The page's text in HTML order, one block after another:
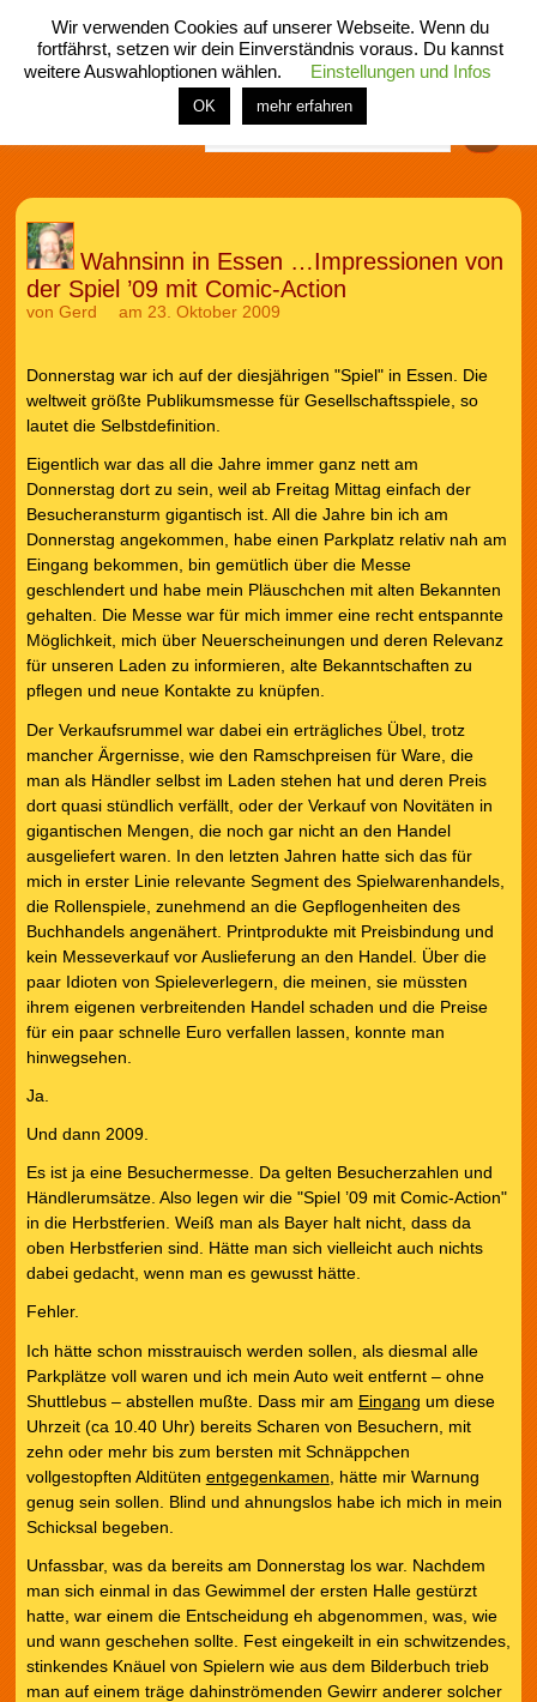
menü
home rubrik buch comic spiel fotos shop
Wahnsinn in Essen …Impressionen von
der Spiel ’09 mit Comic-Action
von Gerd am 23. Oktober 2009
Donnerstag war ich auf der diesjährigen "Spiel" in Essen. Die
weltweit größte Publikumsmesse für Gesellschaftsspiele, so
lautet die Selbstdefinition.
Eigentlich war das all die Jahre immer ganz nett am
Donnerstag dort zu sein, weil ab Freitag Mittag einfach der
Besucheransturm gigantisch ist. All die Jahre bin ich am
Donnerstag angekommen, habe einen Parkplatz relativ nah am
Eingang bekommen, bin gemütlich über die Messe
geschlendert und habe mein Pläuschchen mit alten Bekannten
gehalten. Die Messe war für mich immer eine recht entspannte
Möglichkeit, mich über Neuerscheinungen und deren Relevanz
für unseren Laden zu informieren, alte Bekanntschaften zu
pflegen und neue Kontakte zu knüpfen.
Der Verkaufsrummel war dabei ein erträgliches Übel, trotz
mancher Ärgernisse, wie den Ramschpreisen für Ware, die
man als Händler selbst im Laden stehen hat und deren Preis
dort quasi stündlich verfällt, oder der Verkauf von Novitäten in
gigantischen Mengen, die noch gar nicht an den Handel
ausgeliefert waren. In den letzten Jahren hatte sich das für
mich in erster Linie relevante Segment des Spielwarenhandels,
die Rollenspiele, zunehmend an die Gepflogenheiten des
Buchhandels angenähert. Printprodukte mit Preisbindung und
kein Messeverkauf vor Auslieferung an den Handel. Über die
paar Idioten von Spieleverlegern, die meinen, sie müssten
ihrem eigenen verbreitenden Handel schaden und die Preise
für ein paar schnelle Euro verfallen lassen, konnte man
hinwegsehen.
Ja.
Und dann 2009.
Es ist ja eine Besuchermesse. Da gelten Besucherzahlen und
Händlerumsätze. Also legen wir die "Spiel ’09 mit Comic-Action"
in die Herbstferien. Weiß man als Bayer halt nicht, dass da
oben Herbstferien sind. Hätte man sich vielleicht auch nichts
dabei gedacht, wenn man es gewusst hätte.
Fehler.
Ich hätte schon misstrauisch werden sollen, als diesmal alle
Parkplätze voll waren und ich mein Auto weit entfernt – ohne
Shuttlebus – abstellen mußte. Dass mir am Eingang um diese
Uhrzeit (ca 10.40 Uhr) bereits Scharen von Besuchern, mit
zehn oder mehr bis zum bersten mit Schnäppchen
vollgestopften Alditüten entgegenkamen , hätte mir Warnung
genug sein sollen. Blind und ahnungslos habe ich mich in mein
Schicksal begeben.
Unfassbar, was da bereits am Donnerstag los war. Nachdem
man sich einmal in das Gewimmel der ersten Halle gestürzt
hatte, war einem die Entscheidung eh abgenommen, was, wie
und wann geschehen sollte. Fest eingekeilt in ein schwitzendes,
stinkendes Knäuel von Spielern wie aus dem Bilderbuch trieb
man auf einem träge dahinströmenden Gewirr anderer solcher
Wir verwenden Cookies auf unserer Webseite. Wenn du
fortfährst, setzen wir dein Einverständnis voraus. Du kannst
weitere Auswahloptionen wählen.
Einstellungen und Infos
OK mehr erfahren